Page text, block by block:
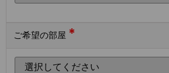
ご希望の部屋 *